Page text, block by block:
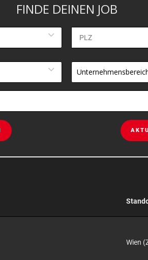
FINDE DEINEN JOB
Wien